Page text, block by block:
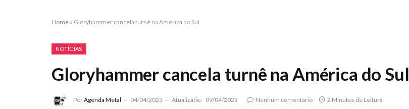
Home » Gloryhammer cancela turnê na América do Sul
NOTÍCIAS
Gloryhammer cancela turnê na América do Sul
PorAgenda Metal 04/04/2025 Atualizado: 09/04/2025 Nenhum comentário 2 Minutos de Leitura